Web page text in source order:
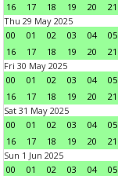
16
17 18 19 20 21
Thu 29 May 2025
00
01 02 03 04 05
16
17 18 19 20 21
Fri 30 May 2025
00
01 02 03 04 05
16
17 18 19 20 21
Sat 31 May 2025
00
01 02 03 04 05
16
17 18 19 20 21
Sun 1 Jun 2025
00
01 02 03 04 05